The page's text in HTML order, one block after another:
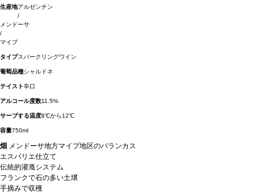
生産地アルゼンチン
/
メンドーサ
/
マイプ
タイプスパークリングワイン
葡萄品種シャルドネ
テイスト辛口
アルコール度数11.5%
サーブする温度8℃から12℃
容量750ml
畑 メンドーサ地方マイプ地区のバランカス
エスパリエ仕立て
伝統的灌漑システム
フランクで石の多い土壌
手摘みで収穫